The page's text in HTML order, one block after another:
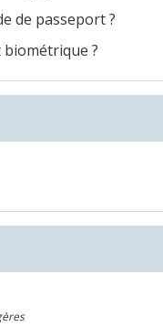
de passeport ?
?